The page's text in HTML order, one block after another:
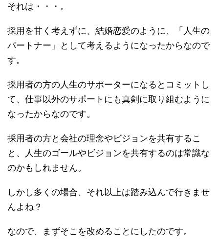
それは・・・。
採用を甘く考えずに、結婚恋愛のように、「人生の
パートナー」として考えるようになったからなので
す。
採用者の方の人生のサポーターになるとコミットし
て、仕事以外のサポートにも真剣に取り組むように
なったからなのです。
採用者の方と会社の理念やビジョンを共有するこ
と、人生のゴールやビジョンを共有するのは常識な
のかもしれません。
しかし多くの場合、それ以上は踏み込んで行きませ
んよね？
なので、まずそこを改めることにしたのです。